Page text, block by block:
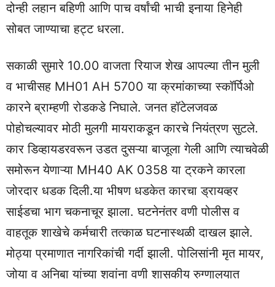
दोन्ही लहान बहिणी आणि पाच वर्षांची भाची इनाया हिनेही
सोबत जाण्याचा हट्ट धरला.
सकाळी सुमारे 10.00 वाजता रियाज शेख आपल्या तीन मुली
व भाचीसह MH01 AH 5700 या क्रमांकाच्या स्कॉर्पिओ
कारने ब्राम्हणी रोडकडे निघाले. जनत हॉटेलजवळ
पोहोचल्यावर मोठी मुलगी मायराकडून कारचे नियंत्रण सुटले.
कार डिव्हायडरवरून उडत दुसऱ्या बाजूला गेली आणि त्याचवेळी
समोरून येणाऱ्या MH40 AK 0358 या ट्रकने कारला
जोरदार धडक दिली.या भीषण धडकेत कारचा ड्रायव्हर
साईडचा भाग चकनाचूर झाला. घटनेनंतर वणी पोलीस व
वाहतूक शाखेचे कर्मचारी तत्काळ घटनास्थळी दाखल झाले.
मोठ्या प्रमाणात नागरिकांची गर्दी झाली. पोलिसांनी मृत मायर,
जोया व अनिबा यांच्या शवांना वणी शासकीय रुग्णालयात